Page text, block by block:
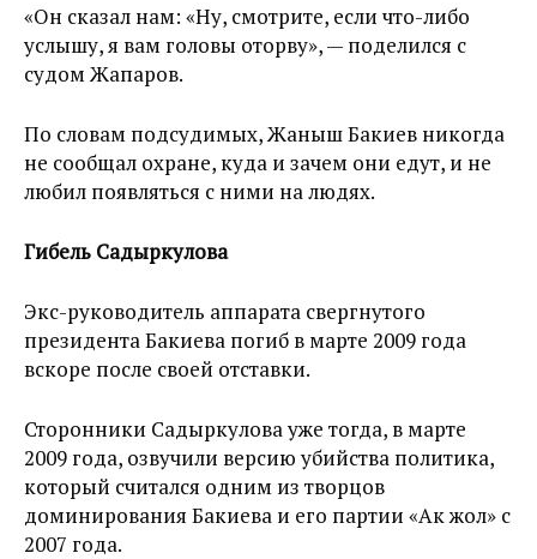
«Он сказал нам: «Ну, смотрите, если что-либо
услышу, я вам головы оторву», — поделился с
судом Жапаров.
По словам подсудимых, Жаныш Бакиев никогда
не сообщал охране, куда и зачем они едут, и не
любил появляться с ними на людях.
Гибель Садыркулова
Экс-руководитель аппарата свергнутого
президента Бакиева погиб в марте 2009 года
вскоре после своей отставки.
Сторонники Садыркулова уже тогда, в марте
2009 года, озвучили версию убийства политика,
который считался одним из творцов
доминирования Бакиева и его партии «Ак жол» с
2007 года.